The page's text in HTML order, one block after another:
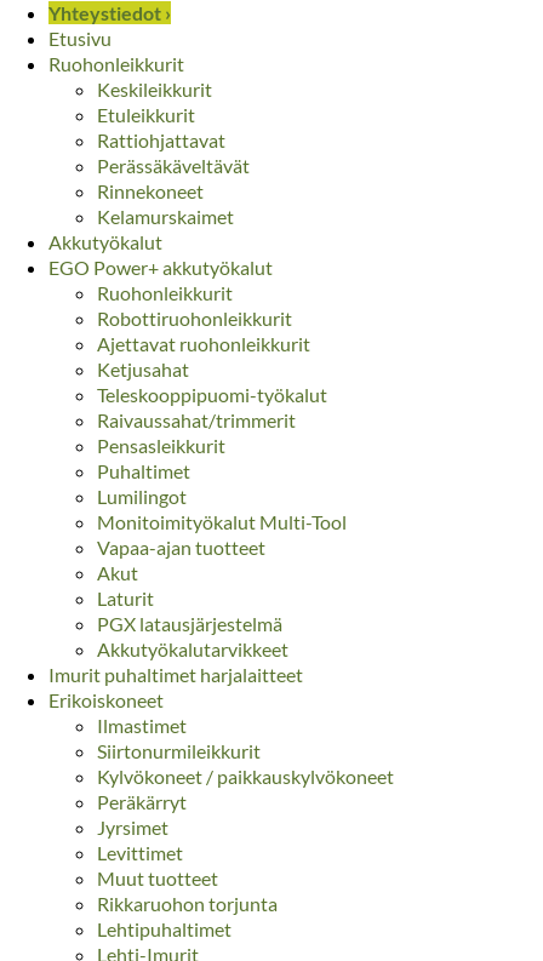
Yhteystiedot ›
Etusivu
Ruohonleikkurit
Keskileikkurit
Etuleikkurit
Rattiohjattavat
Perässäkäveltävät
Rinnekoneet
Kelamurskaimet
Akkutyökalut
EGO Power+ akkutyökalut
Ruohonleikkurit
Robottiruohonleikkurit
Ajettavat ruohonleikkurit
Ketjusahat
Teleskooppipuomi-työkalut
Raivaussahat/trimmerit
Pensasleikkurit
Puhaltimet
Lumilingot
Monitoimityökalut Multi-Tool
Vapaa-ajan tuotteet
Akut
Laturit
PGX latausjärjestelmä
Akkutyökalutarvikkeet
Imurit puhaltimet harjalaitteet
Erikoiskoneet
Ilmastimet
Siirtonurmileikkurit
Kylvökoneet / paikkauskylvökoneet
Peräkärryt
Jyrsimet
Levittimet
Muut tuotteet
Rikkaruohon torjunta
Lehtipuhaltimet
Lehti-Imurit